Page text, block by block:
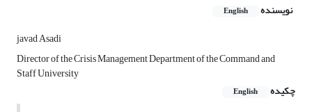
نویسنده English
javad Asadi
Director of the Crisis Management Department of the Command and
Staff University
چکیده
English